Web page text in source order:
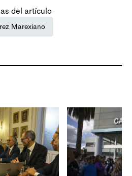
del artículo
Marexiano